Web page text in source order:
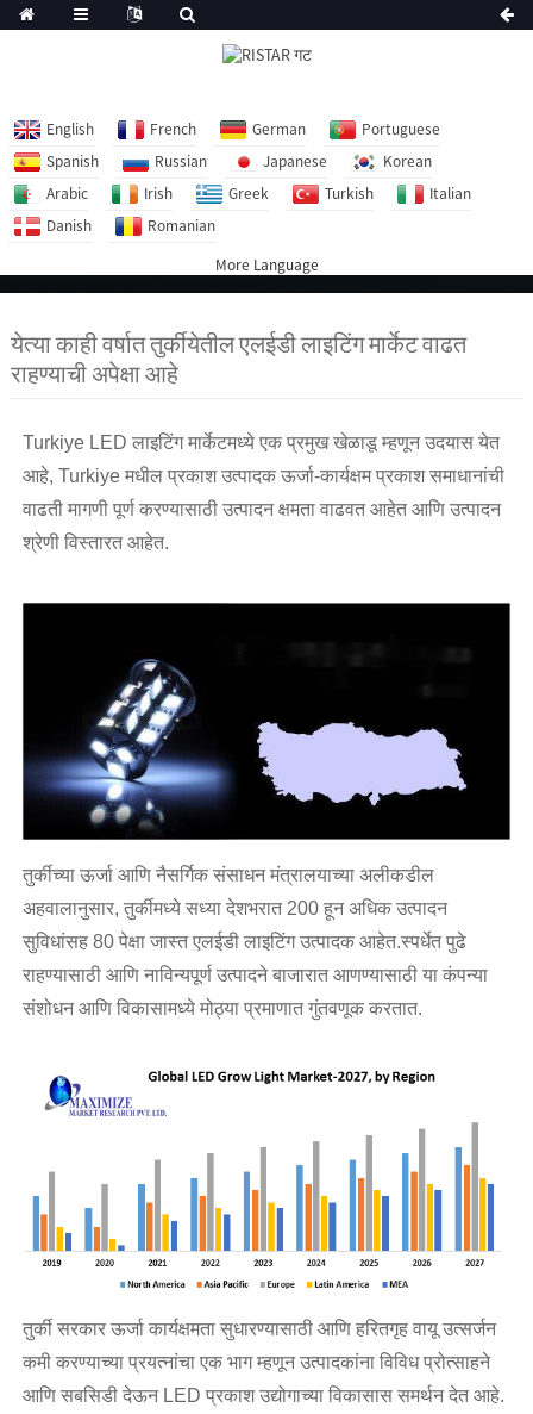
English French German
Portuguese
Spanish
Russian Japanese
Korean
Arabic
Irish Greek Turkish
Italian
Danish
Romanian
More Language
येत्या काही वर्षात तुर्कीयेतील एलईडी लाइटिंग मार्केट वाढत
राहण्याची अपेक्षा आहे
Turkiye LED लाइटिंग मार्केटमध्ये एक प्रमुख खेळाडू म्हणून उदयास येत
आहे, Turkiye मधील प्रकाश उत्पादक ऊर्जा-कार्यक्षम प्रकाश समाधानांची
वाढती मागणी पूर्ण करण्यासाठी उत्पादन क्षमता वाढवत आहेत आणि उत्पादन
श्रेणी विस्तारत आहेत.
तुर्कीच्या ऊर्जा आणि नैसर्गिक संसाधन मंत्रालयाच्या अलीकडील
अहवालानुसार, तुर्कीमध्ये सध्या देशभरात 200 हून अधिक उत्पादन
सुविधांसह 80 पेक्षा जास्त एलईडी लाइटिंग उत्पादक आहेत.स्पर्धेत पुढे
राहण्यासाठी आणि नाविन्यपूर्ण उत्पादने बाजारात आणण्यासाठी या कंपन्या
संशोधन आणि विकासामध्ये मोठ्या प्रमाणात गुंतवणूक करतात.
तुर्की सरकार ऊर्जा कार्यक्षमता सुधारण्यासाठी आणि हरितगृह वायू उत्सर्जन
कमी करण्याच्या प्रयत्नांचा एक भाग म्हणून उत्पादकांना विविध प्रोत्साहने
आणि सबसिडी देऊन LED प्रकाश उद्योगाच्या विकासास समर्थन देत आहे.